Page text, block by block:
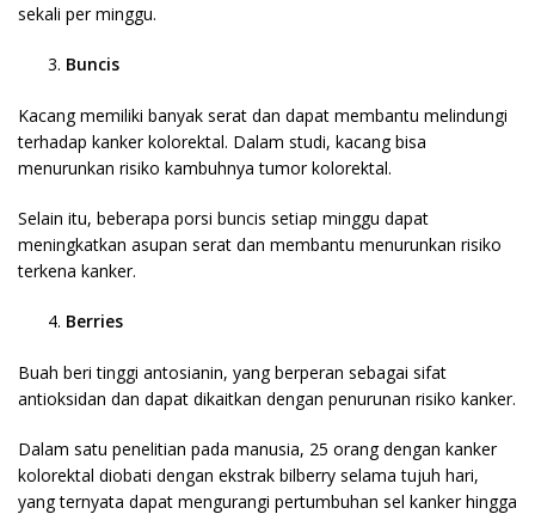
sekali per minggu.
Buncis
Kacang memiliki banyak serat dan dapat membantu melindungi
terhadap kanker kolorektal. Dalam studi, kacang bisa
menurunkan risiko kambuhnya tumor kolorektal.
Selain itu, beberapa porsi buncis setiap minggu dapat
meningkatkan asupan serat dan membantu menurunkan risiko
terkena kanker.
Berries
Buah beri tinggi antosianin, yang berperan sebagai sifat
antioksidan dan dapat dikaitkan dengan penurunan risiko kanker.
Dalam satu penelitian pada manusia, 25 orang dengan kanker
kolorektal diobati dengan ekstrak bilberry selama tujuh hari,
yang ternyata dapat mengurangi pertumbuhan sel kanker hingga